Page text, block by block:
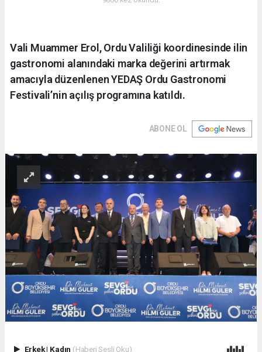
Vali Muammer Erol, Ordu Valiliği koordinesinde ilin
gastronomi alanındaki marka değerini artırmak
amacıyla düzenlenen YEDAŞ Ordu Gastronomi
Festivali’nin açılış programına katıldı.
ABONE OL
Erkek| Kadın (Haberi Sesli Oku)